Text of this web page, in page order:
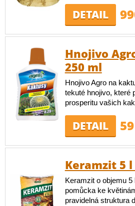
DETAIL
Hnojivo
250 ml
Hnojivo Agro na
tekuté hnojivo, které
prosperitu vašich
DETAIL
Keramzit 5
Keramzit o objemu
pomůcka ke
pravidelná struktura